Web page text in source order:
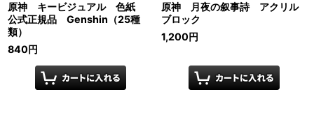
原神 キービジュアル 色紙
公式正規品 Genshin（25種
類）
840円
原神 月夜の叙事詩 アクリル
ブロック
1,200円